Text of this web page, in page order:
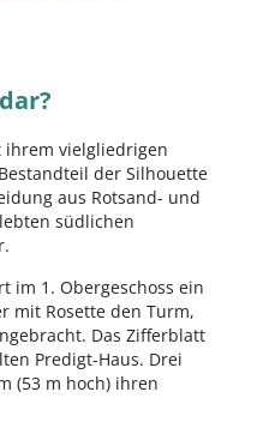
ihrem vielgliedrigen
der Silhouette
aus Rotsand- und
südlichen
im 1. Obergeschoss ein
mit Rosette den Turm,
Das Zifferblatt
Predigt-Haus. Drei
(53 m hoch) ihren